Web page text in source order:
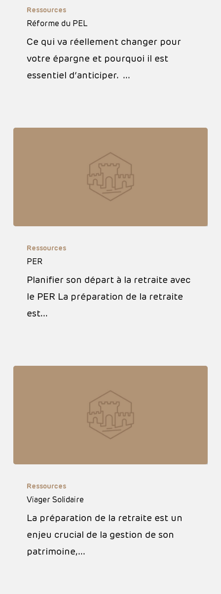
PEL
Ressources
Réforme du PEL
Ce qui va réellement changer pour
votre épargne et pourquoi il est
essentiel d’anticiper. …
Ressources
PER
Planifier son départ à la retraite avec
le PER La préparation de la retraite
est…
Solidaire
Ressources
Viager Solidaire
La préparation de la retraite est un
enjeu crucial de la gestion de son
patrimoine,…